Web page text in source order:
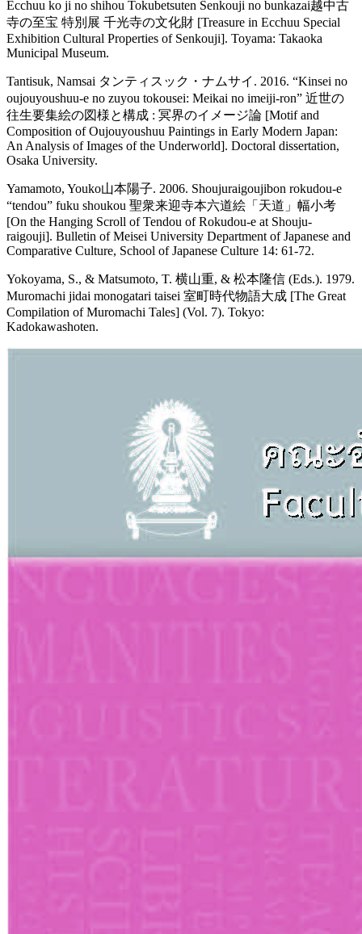
Ecchuu ko ji no shihou Tokubetsuten Senkouji no bunkazai越中古
寺の至宝 特別展 千光寺の文化財 [Treasure in Ecchuu Special
Exhibition Cultural Properties of Senkouji]. Toyama: Takaoka
Municipal Museum.
Tantisuk, Namsai タンティスック・ナムサイ. 2016. “Kinsei no
oujouyoushuu-e no zuyou tokousei: Meikai no imeiji-ron” 近世の
往生要集絵の図様と構成 : 冥界のイメージ論 [Motif and
Composition of Oujouyoushuu Paintings in Early Modern Japan:
An Analysis of Images of the Underworld]. Doctoral dissertation,
Osaka University.
Yamamoto, Youko山本陽子. 2006. Shoujuraigoujibon rokudou-e
“tendou” fuku shoukou 聖衆来迎寺本六道絵「天道」幅小考
[On the Hanging Scroll of Tendou of Rokudou-e at Shouju-
raigouji]. Bulletin of Meisei University Department of Japanese and
Comparative Culture, School of Japanese Culture 14: 61-72.
Yokoyama, S., & Matsumoto, T. 横山重, & 松本隆信 (Eds.). 1979.
Muromachi jidai monogatari taisei 室町時代物語大成 [The Great
Compilation of Muromachi Tales] (Vol. 7). Tokyo:
Kadokawashoten.